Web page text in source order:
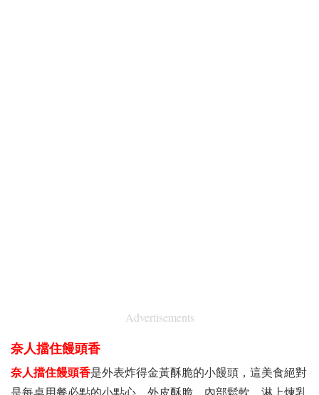
Advertisements
奈人擋住饅頭香
奈人擋住饅頭香是外表炸得金黃酥脆的小饅頭，這美食絕對